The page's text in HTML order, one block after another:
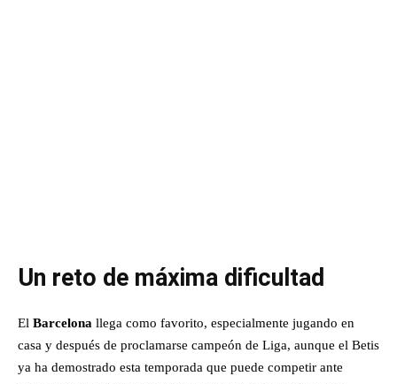
Un reto de máxima dificultad
El Barcelona llega como favorito, especialmente jugando en
casa y después de proclamarse campeón de Liga, aunque el Betis
ya ha demostrado esta temporada que puede competir ante